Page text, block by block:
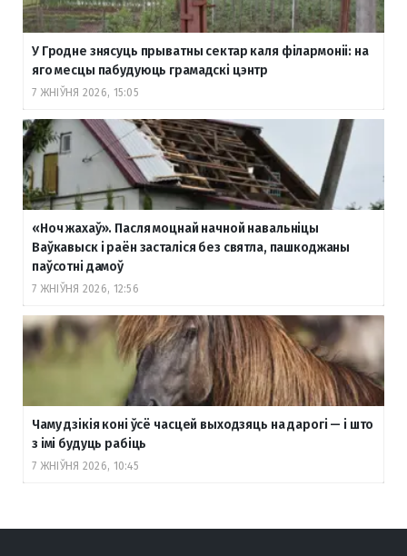
У Гродне знясуць прыватны сектар каля філармоніі: на
яго месцы пабудуюць грамадскі цэнтр
7 ЖНІЎНЯ 2026, 15:05
«Ноч жахаў». Пасля моцнай начной навальніцы
Ваўкавыск і раён засталіся без святла, пашкоджаны
паўсотні дамоў
7 ЖНІЎНЯ 2026, 12:56
Чаму дзікія коні ўсё часцей выходзяць на дарогі — і што
з імі будуць рабіць
7 ЖНІЎНЯ 2026, 10:45